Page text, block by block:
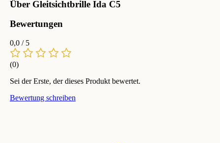
Über Gleitsichtbrille Ida C5
Bewertungen
0,0 / 5
(0)
Sei der Erste, der dieses Produkt bewertet.
Bewertung schreiben